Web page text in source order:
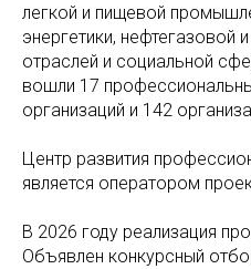
легкой и пищевой
энергетики, нефтегазовой
отраслей и социальной
вошли 17
организаций и 142
Центр развития
является оператором
В 2026 году реализация
Объявлен конкурсный